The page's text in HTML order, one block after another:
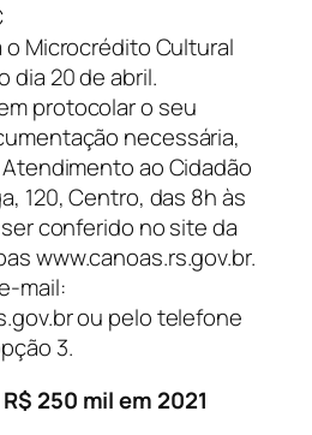
Microcrédito Cultural
dia 20 de abril.
protocolar o seu
necessária,
ao Cidadão
120, Centro, das 8h às
conferido no site da
www.canoas.rs.gov.br.
mail:
ou pelo telefone
3.
250 mil em 2021